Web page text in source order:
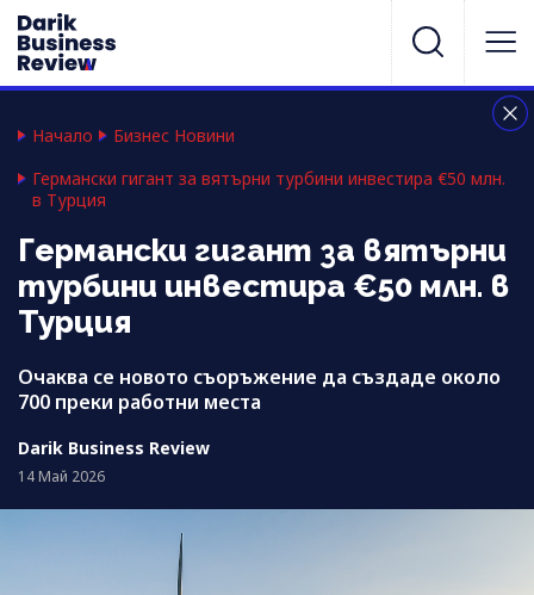
Начало
Бизнес Новини
Германски гигант за вятърни турбини инвестира €50 млн.
в Турция
Германски гигант за вятърни
турбини инвестира €50 млн. в
Турция
Очаква се новото съоръжение да създаде около
700 преки работни места
Darik Business Review
14 Май 2026